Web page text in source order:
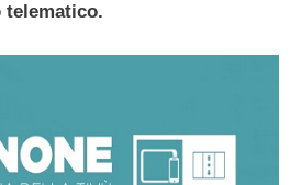
telematico.